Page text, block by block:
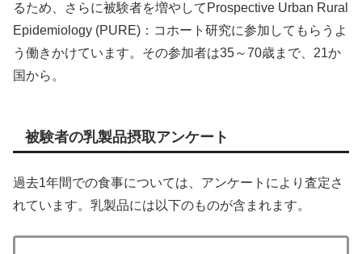
るため、さらに被験者を増やしてProspective Urban Rural
Epidemiology (PURE)：コホート研究に参加してもらうよ
う働きかけています。その参加者は35～70歳まで、21か
国から。
被験者の乳製品摂取アンケート
過去1年間での食事については、アンケートにより査定さ
れています。乳製品には以下のものが含まれます。